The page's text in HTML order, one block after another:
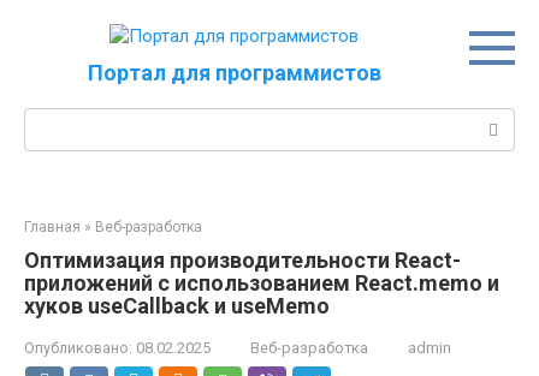
Портал для программистов
Главная » Веб-разработка
Оптимизация производительности React-
приложений с использованием React.memo и
хуков useCallback и useMemo
Опубликовано: 08.02.2025 Веб-разработка admin